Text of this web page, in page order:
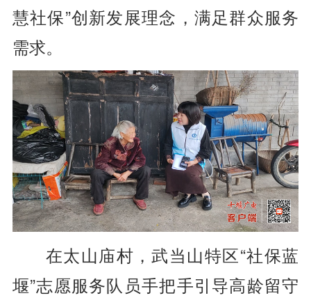
慧社保”创新发展理念，满足群众服务
需求。
在太山庙村，武当山特区“社保蓝
堰”志愿服务队员手把手引导高龄留守